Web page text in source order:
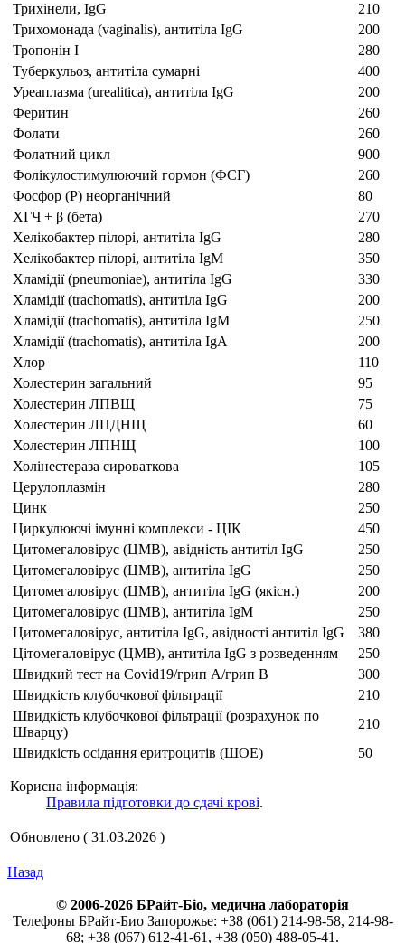
Трихінели, IgG
210
Трихомонада (vaginalis), антитіла IgG
200
Тропонін I
280
Туберкульоз, антитіла сумарні
400
Уреаплазма (urealitica), антитіла IgG
200
Феритин
260
Фолати
260
Фолатний цикл
900
Фолікулостимулюючий гормон (ФСГ)
260
Фосфор (P) неорганічний
80
ХГЧ + β (бета)
270
Хелікобактер пілорі, антитіла IgG
280
Хелікобактер пілорі, антитіла IgM
350
Хламідії (pneumoniae), антитіла IgG
330
Хламідії (traсhomatis), антитіла IgG
200
Хламідії (traсhomatis), антитіла IgM
250
Хламідії (traсhomatis), антитіла IgА
200
Хлор
110
Холестерин загальний
95
Холестерин ЛПВЩ
75
Холестерин ЛПДНЩ
60
Холестерин ЛПНЩ
100
Холінестераза сироваткова
105
Церулоплазмін
280
Цинк
250
Циркулюючі імунні комплекси - ЦІК
450
Цитомегаловірус (ЦМВ), авідність антитіл IgG
250
Цитомегаловірус (ЦМВ), антитіла IgG
250
Цитомегаловірус (ЦМВ), антитіла IgG (якісн.)
200
Цитомегаловірус (ЦМВ), антитіла IgM
250
Цитомегаловірус, антитіла IgG, авідності антитіл IgG
380
Цітомегаловірус (ЦМВ), антитіла IgG з розведенням
250
Швидкий тест на Covid19/грип А/грип В
300
Швидкість клубочкової фільтрації
210
Швидкість клубочкової фільтрації (розрахунок по
Шварцу)
210
Швидкість осідання еритроцитів (ШОЕ)
50
Корисна інформація:
Правила підготовки до сдачі крові.
Обновлено ( 31.03.2026 )
Назад
© 2006-2026 БРайт-Біо, медична лабораторія
Телефоны БРайт-Био Запорожье: +38 (061) 214-98-58, 214-98-
68; +38 (067) 612-41-61, +38 (050) 488-05-41.